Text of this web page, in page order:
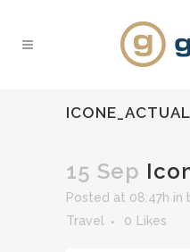
15 Sep
Posted at 08:47h in
Travel
0 Likes